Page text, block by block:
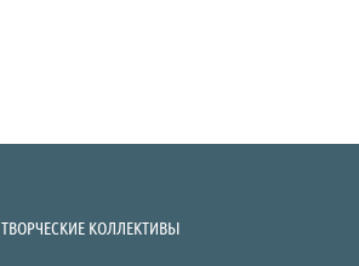
ТВОРЧЕСКИЕ КОЛЛЕКТИВЫ